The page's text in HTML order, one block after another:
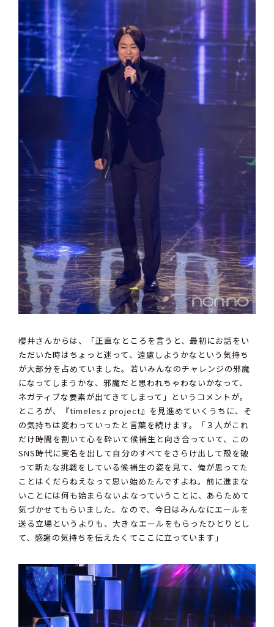
櫻井さんからは、「正直なところを言うと、最初にお話をい
ただいた時はちょっと迷って、遠慮しようかなという気持ち
が大部分を占めていました。若いみんなのチャレンジの邪魔
になってしまうかな、邪魔だと思われちゃわないかなって、
ネガティブな要素が出てきてしまって」というコメントが。
ところが、『timelesz project』を見進めていくうちに、そ
の気持ちは変わっていったと言葉を続けます。「３人がこれ
だけ時間を割いて心を砕いて候補生と向き合っていて、この
SNS時代に実名を出して自分のすべてをさらけ出して殻を破
って新たな挑戦をしている候補生の姿を見て、俺が思ってた
ことはくだらねえなって思い始めたんですよね。前に進まな
いことには何も始まらないよなっていうことに、あらためて
気づかせてもらいました。なので、今日はみんなにエールを
送る立場というよりも、大きなエールをもらったひとりとし
て、感謝の気持ちを伝えたくてここに立っています」